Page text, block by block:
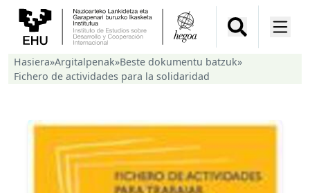
Hasiera»Argitalpenak»Beste dokumentu batzuk»
Fichero de actividades para la solidaridad